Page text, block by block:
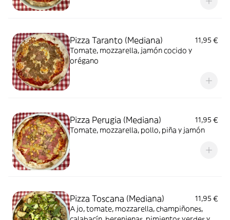
Pizza Taranto (Mediana)
11,95 €
Tomate, mozzarella, jamón cocido y
orégano
Pizza Perugia (Mediana)
11,95 €
Tomate, mozzarella, pollo, piña y jamón
Pizza Toscana (Mediana)
11,95 €
Ajo, tomate, mozzarella, champiñones,